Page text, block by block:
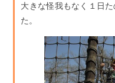
大きな怪我もなく１日
た。